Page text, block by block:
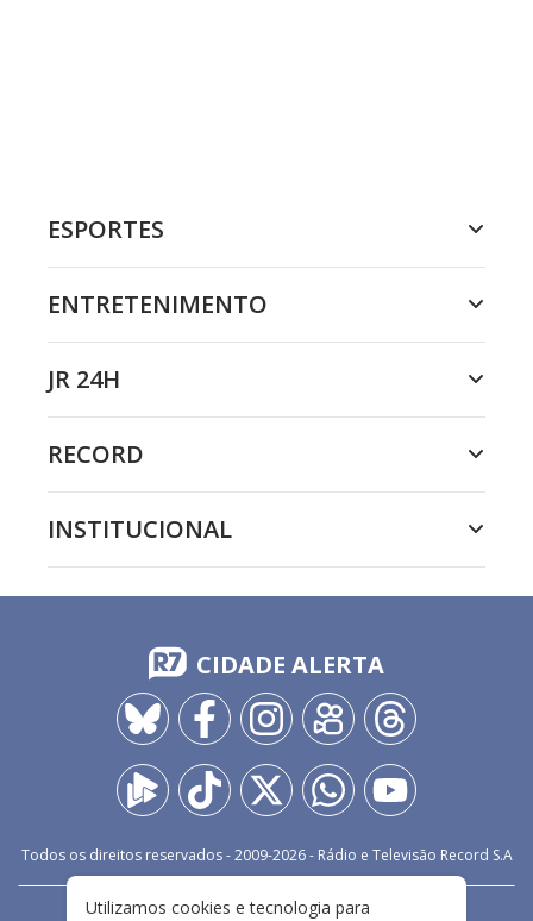
ESPORTES
ENTRETENIMENTO
JR 24H
RECORD
INSTITUCIONAL
CIDADE ALERTA
Todos os direitos reservados - 2009-2026- Rádio e Televisão Record S.A
Utilizamos cookies e tecnologia para